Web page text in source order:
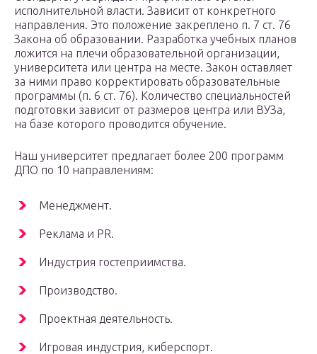
исполнительной власти. Зависит от конкретного
направления. Это положение закреплено п. 7 ст. 76
Закона об образовании. Разработка учебных планов
ложится на плечи образовательной организации,
университета или центра на месте. Закон оставляет
за ними право корректировать образовательные
программы (п. 6 ст. 76). Количество специальностей
подготовки зависит от размеров центра или ВУЗа,
на базе которого проводится обучение.
Наш университет предлагает более 200 программ
ДПО по 10 направлениям:
Менеджмент.
Реклама и PR.
Индустрия гостеприимства.
Производство.
Проектная деятельность.
Игровая индустрия, киберспорт.